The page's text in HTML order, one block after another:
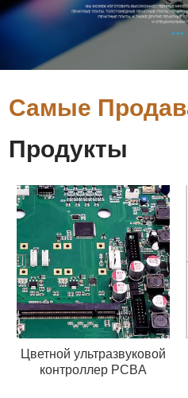
Самые
Продукты
Цветной ультразвуковой
контроллер PCBA